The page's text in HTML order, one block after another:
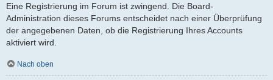
Eine Registrierung im Forum ist zwingend. Die Board-
Administration dieses Forums entscheidet nach einer Überprüfung
der angegebenen Daten, ob die Registrierung Ihres Accounts
aktiviert wird.
Nach oben